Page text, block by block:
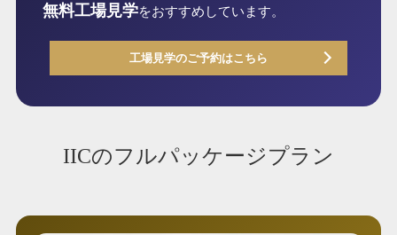
無料工場見学をおすすめしています。
工場見学のご予約はこちら
IICのフルパッケージプラン